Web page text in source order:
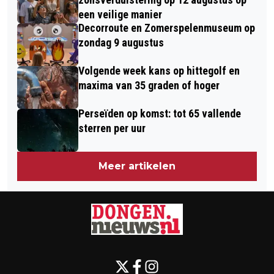
een veilige manier
Decorroute en Zomerspelenmuseum op
zondag 9 augustus
Volgende week kans op hittegolf en
maxima van 35 graden of hoger
Perseïden op komst: tot 65 vallende
sterren per uur
Meer artikelen